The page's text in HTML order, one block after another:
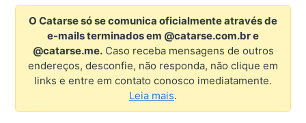
O Catarse só se comunica oficialmente através de
e-mails terminados em @catarse.com.br e
@catarse.me.Caso receba mensagens de outros
endereços, desconfie, não responda, não clique em
links e entre em contato conosco imediatamente.
Leia mais.